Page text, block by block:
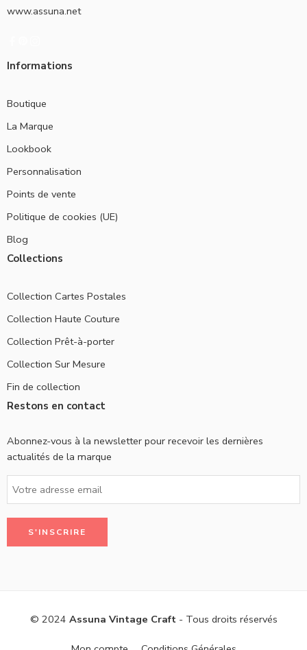
www.assuna.net
Informations
Boutique
La Marque
Lookbook
Personnalisation
Points de vente
Politique de cookies (UE)
Blog
Collections
Collection Cartes Postales
Collection Haute Couture
Collection Prêt-à-porter
Collection Sur Mesure
Fin de collection
Restons en contact
Abonnez-vous à la newsletter pour recevoir les dernières
actualités de la marque
© 2024 Assuna Vintage Craft- Tous droits réservés